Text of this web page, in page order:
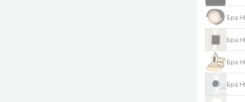
Бра
Бра
Бра
Бра